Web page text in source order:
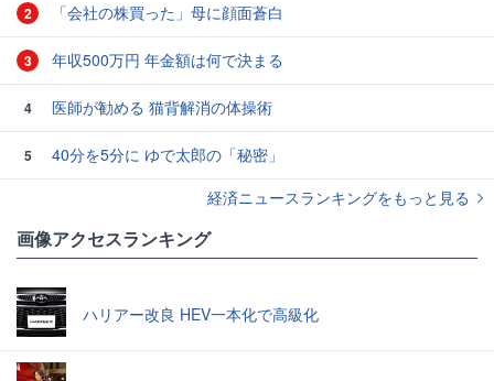
2 「会社の株買った」母に顔面蒼白
3 年収500万円 年金額は何で決まる
4 医師が勧める 猫背解消の体操術
5
40分を5分に ゆで太郎の「秘密」
経済ニュースランキングをもっと見る
画像アクセスランキング
ハリアー改良 HEV一本化で高級化